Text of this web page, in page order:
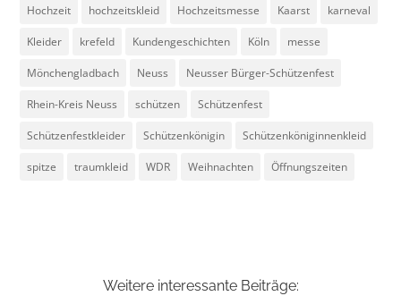
Hochzeit hochzeitskleid Hochzeitsmesse Kaarst karneval
Kleider krefeld Kundengeschichten Köln messe
Mönchengladbach Neuss Neusser Bürger-Schützenfest
Rhein-Kreis Neuss schützen Schützenfest
Schützenfestkleider Schützenkönigin Schützenköniginnenkleid
spitze traumkleid WDR Weihnachten Öffnungszeiten
Weitere interessante Beiträge: